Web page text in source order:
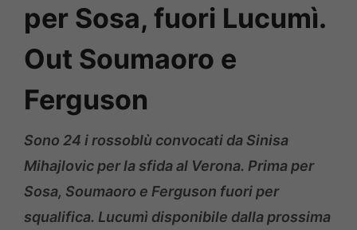
per Sosa, fuori Lucumì.
Out Soumaoro e
Ferguson
Sono 24 i rossoblù convocati da Sinisa
Mihajlovic per la sfida al Verona. Prima per
Sosa, Soumaoro e Ferguson fuori per
squalifica. Lucumì disponibile dalla prossima